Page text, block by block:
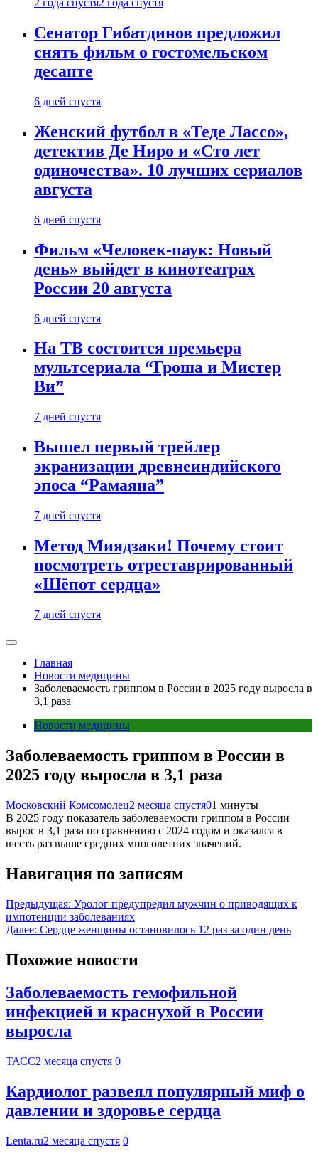
2 года спустя2 года спустя
Сенатор Гибатдинов предложил
снять фильм о гостомельском
десанте
6 дней спустя
Женский футбол в «Теде Лассо»,
детектив Де Ниро и «Сто лет
одиночества». 10 лучших сериалов
августа
6 дней спустя
Фильм «Человек-паук: Новый
день» выйдет в кинотеатрах
России 20 августа
6 дней спустя
На ТВ состоится премьера
мультсериала “Гроша и Мистер
Ви”
7 дней спустя
Вышел первый трейлер
экранизации древнеиндийского
эпоса “Рамаяна”
7 дней спустя
Метод Миядзаки! Почему стоит
посмотреть отреставрированный
«Шёпот сердца»
7 дней спустя
Главная
Новости медицины
Заболеваемость гриппом в России в 2025 году выросла в
3,1 раза
Новости медицины
Заболеваемость гриппом в России в
2025 году выросла в 3,1 раза
Московский Комсомолец2 месяца спустя01 минуты
В 2025 году показатель заболеваемости гриппом в России
вырос в 3,1 раза по сравнению с 2024 годом и оказался в
шесть раз выше средних многолетних значений.
Навигация по записям
Предыдущая: Уролог предупредил мужчин о приводящих к
импотенции заболеваниях
Далее: Сердце женщины остановилось 12 раз за один день
Похожие новости
Заболеваемость гемофильной
инфекцией и краснухой в России
выросла
ТАСС2 месяца спустя 0
Кардиолог развеял популярный миф о
давлении и здоровье сердца
Lenta.ru2 месяца спустя 0